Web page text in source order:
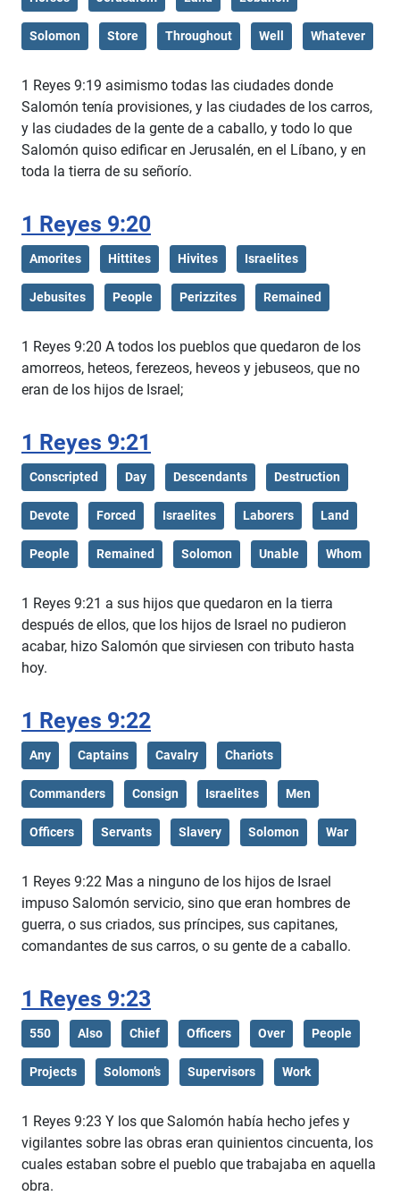
Solomon Store Throughout Well Whatever
1 Reyes 9:19 asimismo todas las ciudades donde
Salomón tenía provisiones, y las ciudades de los carros,
y las ciudades de la gente de a caballo, y todo lo que
Salomón quiso edificar en Jerusalén, en el Líbano, y en
toda la tierra de su señorío.
1 Reyes 9:20
Amorites Hittites Hivites Israelites
Jebusites People Perizzites Remained
1 Reyes 9:20 A todos los pueblos que quedaron de los
amorreos, heteos, ferezeos, heveos y jebuseos, que no
eran de los hijos de Israel;
1 Reyes 9:21
Conscripted Day Descendants Destruction
Devote Forced Israelites Laborers Land
People Remained Solomon Unable Whom
1 Reyes 9:21 a sus hijos que quedaron en la tierra
después de ellos, que los hijos de Israel no pudieron
acabar, hizo Salomón que sirviesen con tributo hasta
hoy.
1 Reyes 9:22
Any Captains Cavalry Chariots
Commanders Consign Israelites Men
Officers Servants Slavery Solomon War
1 Reyes 9:22 Mas a ninguno de los hijos de Israel
impuso Salomón servicio, sino que eran hombres de
guerra, o sus criados, sus príncipes, sus capitanes,
comandantes de sus carros, o su gente de a caballo.
1 Reyes 9:23
550 Also Chief Officers Over People
Projects Solomon’s Supervisors Work
1 Reyes 9:23 Y los que Salomón había hecho jefes y
vigilantes sobre las obras eran quinientos cincuenta, los
cuales estaban sobre el pueblo que trabajaba en aquella
obra.